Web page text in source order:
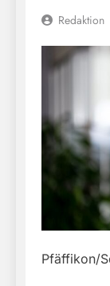
Redaktion
Pfäffikon/